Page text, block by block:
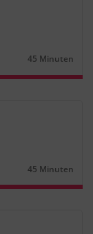
Dauer:
45 Minuten
Dauer:
45 Minuten